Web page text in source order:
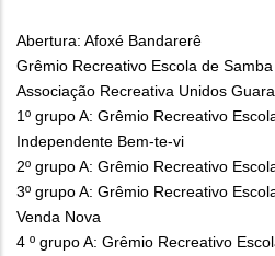
Abertura: Afoxé Bandarerê
Grêmio Recreativo Escola de
Associação Recreativa Unidos
1º grupo A: Grêmio Recreativo
Independente Bem-te-vi
2º grupo A: Grêmio Recreativo
3º grupo A: Grêmio Recreativo
Venda Nova
4 º grupo A: Grêmio Recreativo